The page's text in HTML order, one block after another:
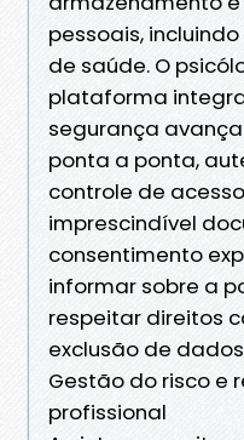
pessoais,
de saúde. O
plataforma
segurança
ponta a ponta,
controle de
imprescindível
consentimento
informar sobre a
respeitar direitos
exclusão de
Gestão do risco e
profissional